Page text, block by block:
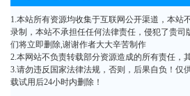
1.本站所有资源均收集于互联网公开渠道，本站
录制，本站不承担任任何法律责任，侵犯了贵司
们将立即删除,谢谢作者大大辛苦制作
2.本网站不负责转载部分资源造成的所有责任，
3.请勿违反国家法律法规，否则，后果自负！仅
载试用后24小时内删除！